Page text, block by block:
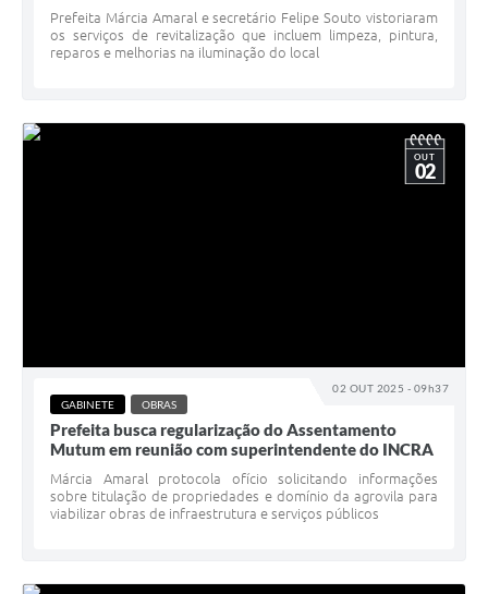
Prefeita Márcia Amaral e secretário Felipe Souto vistoriaram
os serviços de revitalização que incluem limpeza, pintura,
reparos e melhorias na iluminação do local
02 OUT 2025 - 09h37
OUT
02
GABINETE OBRAS
Prefeita busca regularização do Assentamento
Mutum em reunião com superintendente do INCRA
Márcia Amaral protocola ofício solicitando informações
sobre titulação de propriedades e domínio da agrovila para
viabilizar obras de infraestrutura e serviços públicos